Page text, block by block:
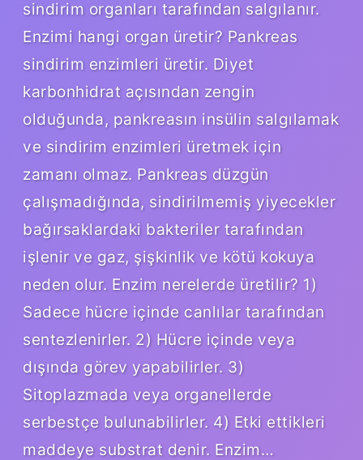
sindirim organları tarafından salgılanır.
Enzimi hangi organ üretir? Pankreas
sindirim enzimleri üretir. Diyet
karbonhidrat açısından zengin
olduğunda, pankreasın insülin salgılamak
ve sindirim enzimleri üretmek için
zamanı olmaz. Pankreas düzgün
çalışmadığında, sindirilmemiş yiyecekler
bağırsaklardaki bakteriler tarafından
işlenir ve gaz, şişkinlik ve kötü kokuya
neden olur. Enzim nerelerde üretilir? 1)
Sadece hücre içinde canlılar tarafından
sentezlenirler. 2) Hücre içinde veya
dışında görev yapabilirler. 3)
Sitoplazmada veya organellerde
serbestçe bulunabilirler. 4) Etki ettikleri
maddeye substrat denir. Enzim…